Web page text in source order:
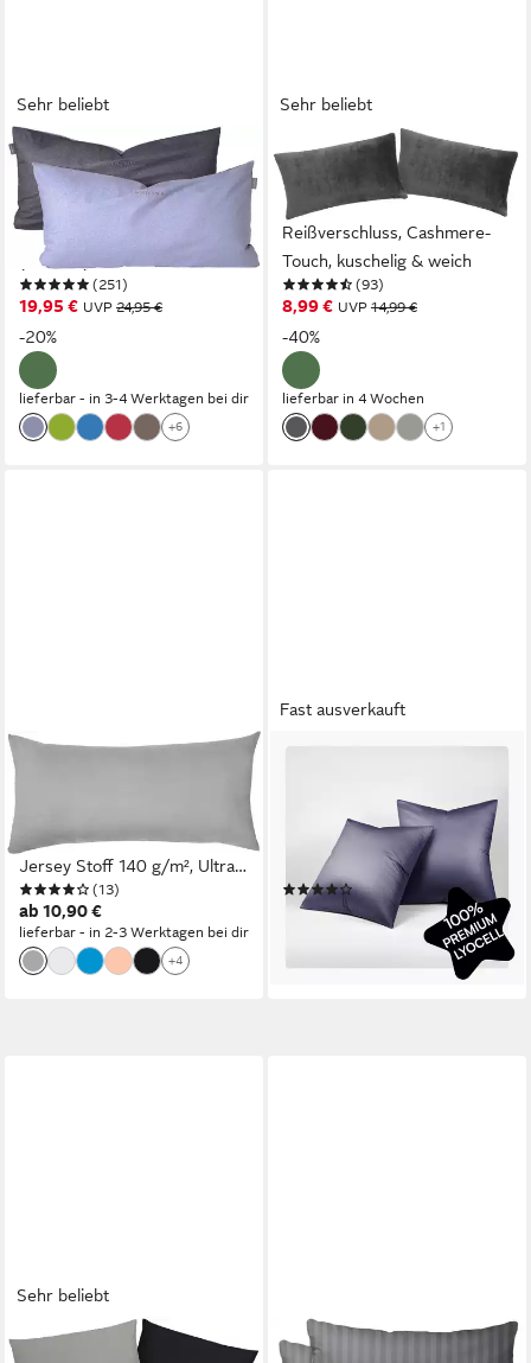
Sehr beliebt
SCHIESSER
Kissenhüllen Doubleface aus
weicher Baumwolle mit edlem
Melangeeffekt in Wendeoptik,
(2 Stück), Made in Green
(251)
19,95 € UVP 24,95 €
-20%
lieferbar - in 3-4 Werktagen bei dir
+6
Sehr beliebt
OTTO HOME
Kissenbezug Desner3, (2
Stück), Kissenhülle mit
Reißverschluss, Cashmere-
Touch, kuschelig & weich
(93)
8,99 € UVP 14,99 €
-40%
lieferbar in 4 Wochen
+1
Baumwolle, %100 Baumwolle
Jersey Stoff 140 g/m², Ultra
weich und atmungsaktiv
(13)
ab 10,90 €
lieferbar - in 2-3 Werktagen bei dir
+4
Fast ausverkauft
Lyocell (Tencel) in Gr. 40x80,
80x80, 40x60cm, (2 Stück),
besonders weich,
schnelltrocknend,
atmungsaktiv, aus
(9)
29,00 €
lieferbar - in 2-3 Werktagen bei dir
Sehr beliebt
OTTO HOME ONE HOME